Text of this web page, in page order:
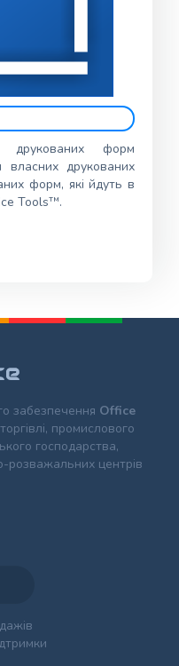
форм
власних друкованих
форм, які йдуть в
Toolsтм.
забезпечення Office
промислового
господарства,
розважальних центрів